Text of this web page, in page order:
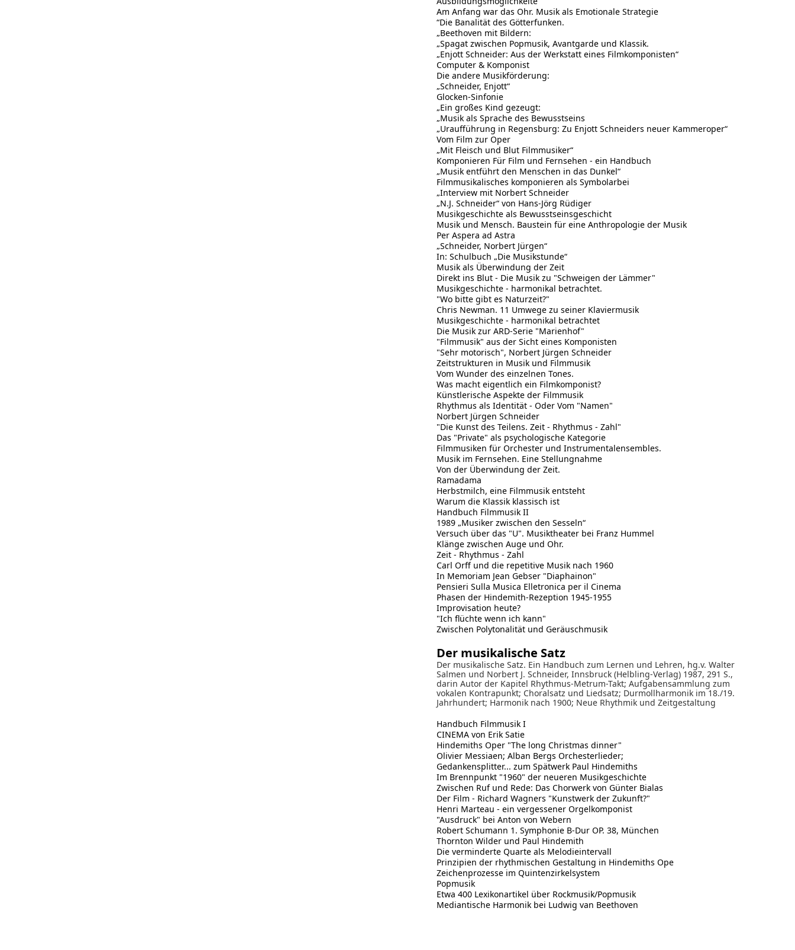
Am Anfang war das Ohr. Musik als Emotionale Strategie
“Die Banalität des Götterfunken.
„Beethoven mit Bildern:
„Spagat zwischen Popmusik, Avantgarde und Klassik.
„Enjott Schneider: Aus der Werkstatt eines Filmkomponisten“
Computer & Komponist
Die andere Musikförderung:
„Schneider, Enjott“
Glocken-Sinfonie
„Ein großes Kind gezeugt:
„Musik als Sprache des Bewusstseins
„Uraufführung in Regensburg: Zu Enjott Schneiders neuer Kammeroper“
Vom Film zur Oper
„Mit Fleisch und Blut Filmmusiker“
Komponieren Für Film und Fernsehen - ein Handbuch
„Musik entführt den Menschen in das Dunkel“
Filmmusikalisches komponieren als Symbolarbei
„Interview mit Norbert Schneider
„N.J. Schneider“ von Hans-Jörg Rüdiger
Musikgeschichte als Bewusstseinsgeschicht
Musik und Mensch. Baustein für eine Anthropologie der Musik
Per Aspera ad Astra
„Schneider, Norbert Jürgen“
In: Schulbuch „Die Musikstunde“
Musik als Überwindung der Zeit
Direkt ins Blut - Die Musik zu "Schweigen der Lämmer"
Musikgeschichte - harmonikal betrachtet.
"Wo bitte gibt es Naturzeit?"
Chris Newman. 11 Umwege zu seiner Klaviermusik
Musikgeschichte - harmonikal betrachtet
Die Musik zur ARD-Serie "Marienhof"
"Filmmusik" aus der Sicht eines Komponisten
"Sehr motorisch", Norbert Jürgen Schneider
Zeitstrukturen in Musik und Filmmusik
Vom Wunder des einzelnen Tones.
Was macht eigentlich ein Filmkomponist?
Künstlerische Aspekte der Filmmusik
Rhythmus als Identität - Oder Vom "Namen"
Norbert Jürgen Schneider
"Die Kunst des Teilens. Zeit - Rhythmus - Zahl"
Das "Private" als psychologische Kategorie
Filmmusiken für Orchester und Instrumentalensembles.
Musik im Fernsehen. Eine Stellungnahme
Von der Überwindung der Zeit.
Ramadama
Herbstmilch, eine Filmmusik entsteht
Warum die Klassik klassisch ist
Handbuch Filmmusik II
1989 „Musiker zwischen den Sesseln“
Versuch über das "U". Musiktheater bei Franz Hummel
Klänge zwischen Auge und Ohr.
Zeit - Rhythmus - Zahl
Carl Orff und die repetitive Musik nach 1960
In Memoriam Jean Gebser "Diaphainon"
Pensieri Sulla Musica Elletronica per il Cinema
Phasen der Hindemith-Rezeption 1945-1955
Improvisation heute?
"Ich flüchte wenn ich kann"
Zwischen Polytonalität und Geräuschmusik
Der musikalische Satz
Der musikalische Satz. Ein Handbuch zum Lernen und Lehren, hg.v. Walter
Salmen und Norbert J. Schneider, Innsbruck (Helbling-Verlag) 1987, 291 S.,
darin Autor der Kapitel Rhythmus-Metrum-Takt; Aufgabensammlung zum
vokalen Kontrapunkt; Choralsatz und Liedsatz; Durmollharmonik im 18./19.
Jahrhundert; Harmonik nach 1900; Neue Rhythmik und Zeitgestaltung
Handbuch Filmmusik I
CINEMA von Erik Satie
Hindemiths Oper "The long Christmas dinner"
Olivier Messiaen; Alban Bergs Orchesterlieder;
Gedankensplitter... zum Spätwerk Paul Hindemiths
Im Brennpunkt "1960" der neueren Musikgeschichte
Zwischen Ruf und Rede: Das Chorwerk von Günter Bialas
Der Film - Richard Wagners "Kunstwerk der Zukunft?"
Henri Marteau - ein vergessener Orgelkomponist
"Ausdruck" bei Anton von Webern
Robert Schumann 1. Symphonie B-Dur OP. 38, München
Thornton Wilder und Paul Hindemith
Die verminderte Quarte als Melodieintervall
Prinzipien der rhythmischen Gestaltung in Hindemiths Ope
Zeichenprozesse im Quintenzirkelsystem
Popmusik
Etwa 400 Lexikonartikel über Rockmusik/Popmusik
Mediantische Harmonik bei Ludwig van Beethoven